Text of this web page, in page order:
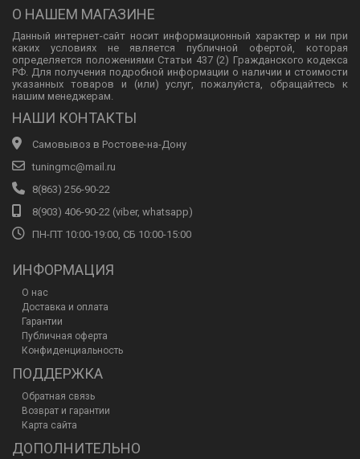
О НАШЕМ МАГАЗИНЕ
Данный интернет-сайт носит информационный характер и ни при
каких условиях не является публичной офертой, которая
определяется положениями Статьи 437 (2) Гражданского кодекса
РФ. Для получения подробной информации о наличии и стоимости
указанных товаров и (или) услуг, пожалуйста, обращайтесь к
нашим менеджерам.
НАШИ КОНТАКТЫ
Самовывоз в Ростове-на-Дону
tuningmc@mail.ru
8(863) 256-90-22
8(903) 406-90-22 (viber, whatsapp)
ПН-ПТ 10:00-19:00, СБ 10:00-15:00
ИНФОРМАЦИЯ
О нас
Доставка и оплата
Гарантии
Публичная оферта
Конфиденциальность
ПОДДЕРЖКА
Обратная связь
Возврат и гарантии
Карта сайта
ДОПОЛНИТЕЛЬНО